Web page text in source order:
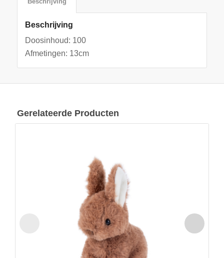
Beschrijving
Doosinhoud: 100
Afmetingen: 13cm
Gerelateerde Producten